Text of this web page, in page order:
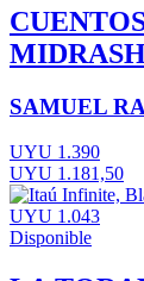
SAMUEL
UYU 1.390
UYU 1.181,50
UYU 1.043
Disponible